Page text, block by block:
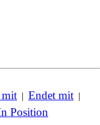
mit | Endet mit |
Position